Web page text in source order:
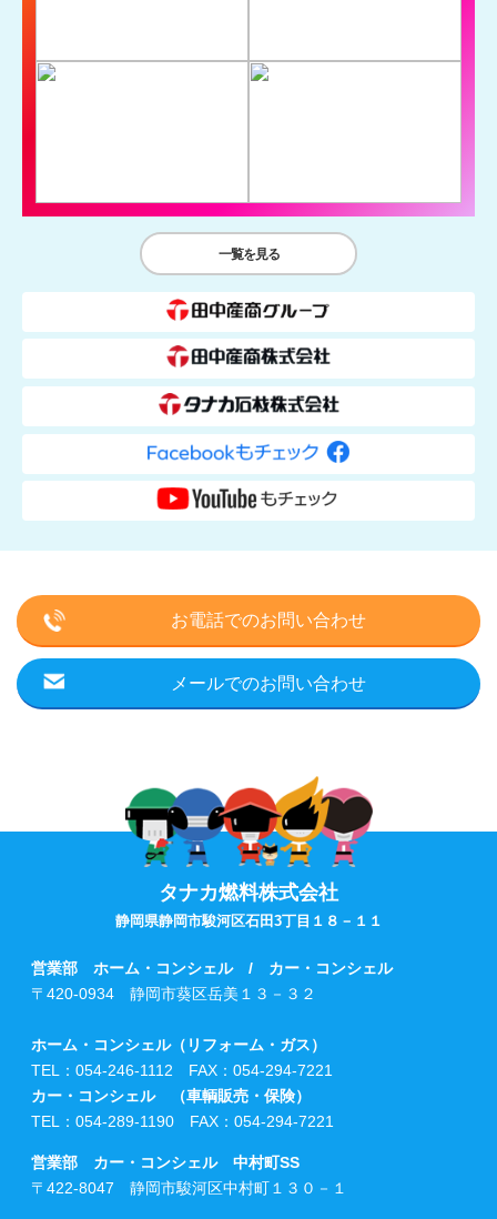
一覧を見る
お電話でのお問い合わせ
メールでのお問い合わせ
タナカ燃料株式会社
静岡県静岡市駿河区石田3丁目１８－１１
営業部 ホーム・コンシェル / カー・コンシェル
〒420-0934 静岡市葵区岳美１３－３２
ホーム・コンシェル（リフォーム・ガス）
TEL：054-246-1112 FAX：054-294-7221
カー・コンシェル （車輌販売・保険）
TEL：054-289-1190 FAX：054-294-7221
営業部 カー・コンシェル 中村町SS
〒422-8047 静岡市駿河区中村町１３０－１